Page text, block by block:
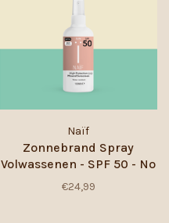
Naïf
Zonnebrand Spray
Volwassenen - SPF 50 - No
Perfume - 100 ml
€24,99